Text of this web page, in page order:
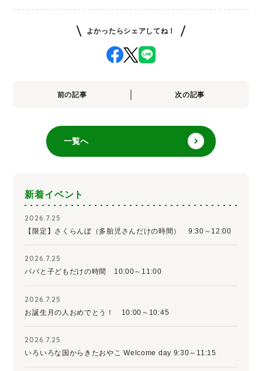
よかったらシェアしてね！
前の記事 次の記事
一覧へ
新着イベント
2026.7.25
【限定】さくらんぼ（多胎児さんだけの時間） 9:30～12:00
2026.7.25
パパと子どもだけの時間 10:00～11:00
2026.7.25
お誕生月の人おめでとう！ 10:00～10:45
2026.7.25
いろいろな国からきたおやこ Welcome day 9:30～11:15